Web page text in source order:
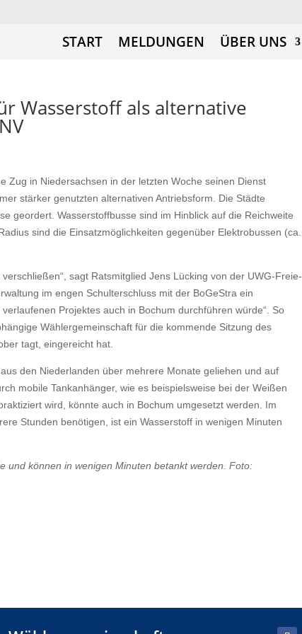
START MELDUNGEN ÜBER UNS
Wasserstoff als alternative
Zug in Niedersachsen in der letzten Woche seinen Dienst
stärker genutzten alternativen Antriebsform. Die Städte
geordert. Wasserstoffbusse sind im Hinblick auf die Reichweite
sind die Einsatzmöglichkeiten gegenüber Elektrobussen (ca.
sagt Ratsmitglied Jens Lücking von der UWG-Freie-
im engen Schulterschluss mit der BoGeStra ein
Projektes auch in Bochum durchführen würde“. So
Wählergemeinschaft für die kommende Sitzung des
tagt, eingereicht hat.
den Niederlanden über mehrere Monate geliehen und auf
mobile Tankanhänger, wie es beispielsweise bei der Weißen
wird, könnte auch in Bochum umgesetzt werden. Im
Stunden benötigen, ist ein Wasserstoff in wenigen Minuten
und können in wenigen Minuten betankt werden. Foto: